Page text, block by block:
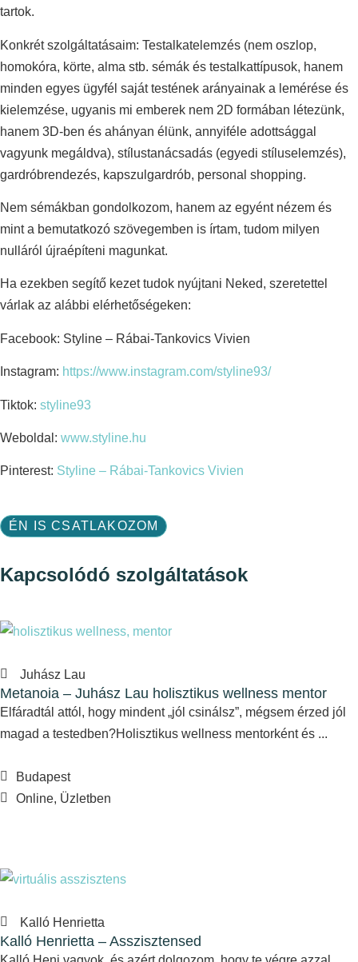
tartok.
Konkrét szolgáltatásaim: Testalkatelemzés (nem oszlop,
homokóra, körte, alma stb. sémák és testalkattípusok, hanem
minden egyes ügyfél saját testének arányainak a lemérése és
kielemzése, ugyanis mi emberek nem 2D formában létezünk,
hanem 3D-ben és ahányan élünk, annyiféle adottsággal
vagyunk megáldva), stílustanácsadás (egyedi stíluselemzés),
gardróbrendezés, kapszulgardrób, personal shopping.
Nem sémákban gondolkozom, hanem az egyént nézem és
mint a bemutatkozó szövegemben is írtam, tudom milyen
nulláról újraépíteni magunkat.
Ha ezekben segítő kezet tudok nyújtani Neked, szeretettel
várlak az alábbi elérhetőségeken:
Facebook: Styline – Rábai-Tankovics Vivien
Instagram: https://www.instagram.com/styline93/
Tiktok: styline93
Weboldal: www.styline.hu
Pinterest: Styline – Rábai-Tankovics Vivien
ÉN IS CSATLAKOZOM
Kapcsolódó szolgáltatások
Juhász Lau
Metanoia – Juhász Lau holisztikus wellness mentor
Elfáradtál attól, hogy mindent „jól csinálsz”, mégsem érzed jól
magad a testedben?Holisztikus wellness mentorként és ...
Budapest
Online, Üzletben
Kalló Henrietta
Kalló Henrietta – Asszisztensed